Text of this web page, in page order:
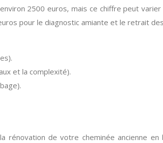
2500 euros, mais ce chiffre peut
pour le diagnostic amiante et le retrait
et la complexité).
rénovation de votre cheminée ancienne